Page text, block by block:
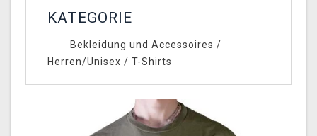
KATEGORIE
Bekleidung und Accessoires /
Herren/Unisex / T-Shirts